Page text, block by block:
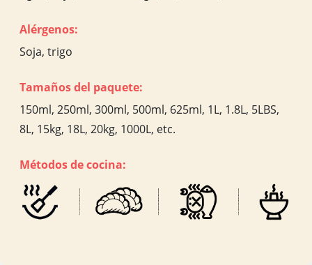
Alérgenos:
Soja, trigo
Tamaños del paquete:
150ml, 250ml, 300ml, 500ml, 625ml, 1L, 1.8L, 5LBS,
8L, 15kg, 18L, 20kg, 1000L, etc.
Métodos de cocina: